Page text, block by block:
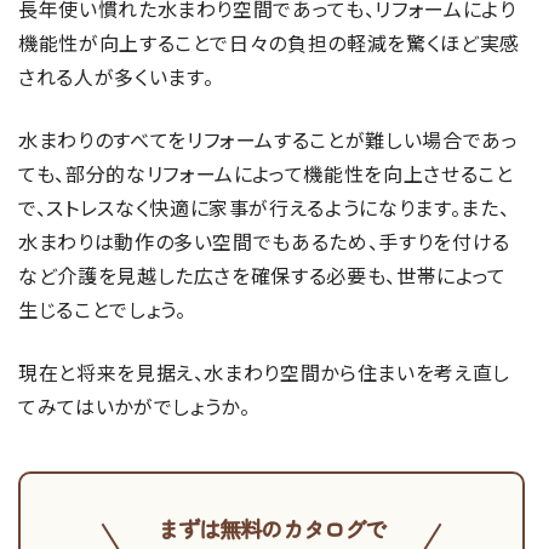
長年使い慣れた水まわり空間であっても、リフォームにより
機能性が向上することで日々の負担の軽減を驚くほど実感
される人が多くいます。
水まわりのすべてをリフォームすることが難しい場合であっ
ても、部分的なリフォームによって機能性を向上させること
で、ストレスなく快適に家事が行えるようになります。また、
水まわりは動作の多い空間でもあるため、手すりを付ける
など介護を見越した広さを確保する必要も、世帯によって
生じることでしょう。
現在と将来を見据え、水まわり空間から住まいを考え直し
てみてはいかがでしょうか。
まずは無料のカタログで